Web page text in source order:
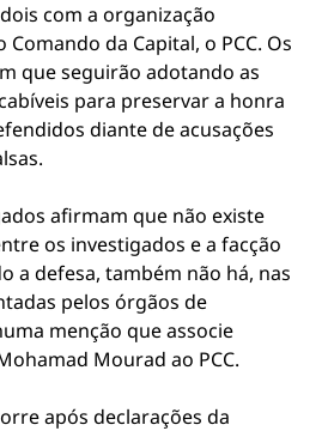
com a organização
da Capital, o PCC. Os
que seguirão adotando as
para preservar a honra
diante de acusações
afirmam que não existe
os investigados e a facção
a defesa, também não há, nas
pelos órgãos de
menção que associe
Mourad ao PCC.
após declarações da